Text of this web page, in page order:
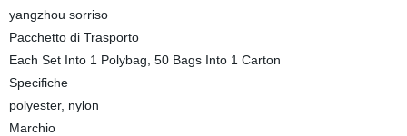
yangzhou sorriso
Pacchetto di Trasporto
Each Set Into 1 Polybag, 50 Bags Into 1 Carton
Specifiche
polyester, nylon
Marchio